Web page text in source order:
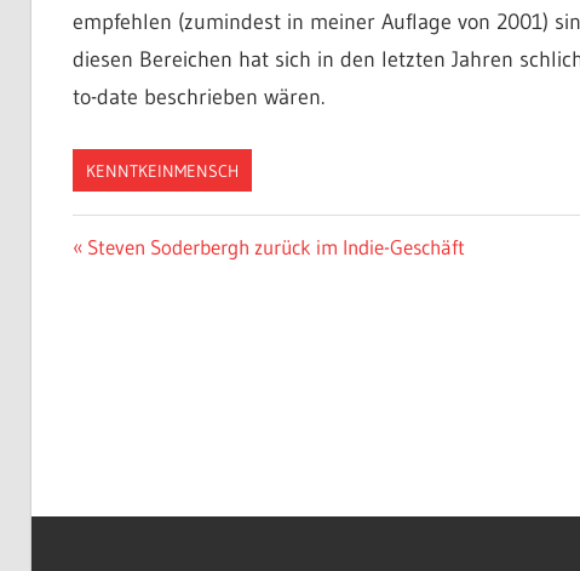
empfehlen (zumindest in meiner Auflage von 2001)
diesen Bereichen hat sich in den letzten Jahren
to-date beschrieben wären.
KENNTKEINMENSCH
Beitragsnavigation
Vorheriger
Steven Soderbergh zurück im Indie-Geschäft